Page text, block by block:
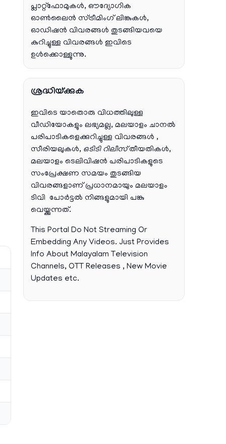
പ്ലാറ്റ്‌ഫോമുകൾ, ഔദ്യോഗിക
ഓൺലൈൻ സ്ട്രീമിംഗ് ലിങ്കുകൾ,
ഓഡിഷൻ വിവരങ്ങൾ തുടങ്ങിയവയെ
കുറിച്ചുള്ള വിവരങ്ങൾ ഇവിടെ
ഉൾക്കൊള്ളുന്നു.
ശ്രദ്ധിയ്ക്കുക
ഇവിടെ യാതൊരു വിധത്തിലുള്ള
വീഡിയോകളും ലഭ്യമല്ല, മലയാളം ചാനല്‍
പരിപാടികളെക്കുറിച്ചുള്ള വിവരങ്ങള്‍ ,
സീരിയലുകള്‍, ഒടിടി റിലീസ്തീയതികള്‍,
മലയാളം ടെലിവിഷന്‍ പരിപാടികളുടെ
സംപ്രേക്ഷണ സമയം തുടങ്ങിയ
വിവരങ്ങളാണ് പ്രധാനമായും മലയാളം
ടിവി പോര്‍ട്ടല്‍ നിങ്ങളുമായി പങ്കു
വെയ്ക്കുന്നത്.
This Portal Do Not Streaming Or
Embedding Any Videos. Just Provides
Info About Malayalam Television
Channels, OTT Releases , New Movie
Updates etc.